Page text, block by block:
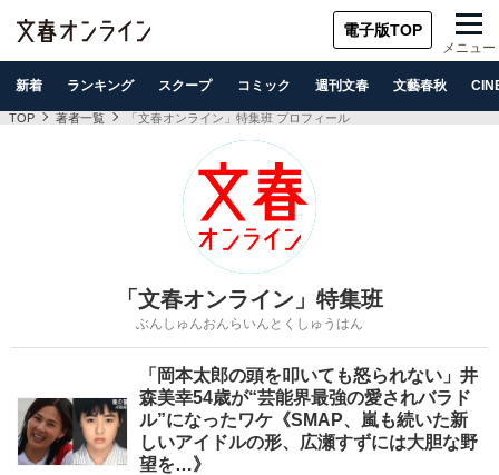
電子版TOP
メニュー
新着 ランキング スクープ コミック 週刊文春 文藝春秋
TOP 著者一覧 「文春オンライン」特集班 プロフィール
「文春オンライン」特集班
ぶんしゅんおんらいんとくしゅうはん
「岡本太郎の頭を叩いても怒られない」井
森美幸54歳が“芸能界最強の愛されバラド
ル”になったワケ《SMAP、嵐も続いた新
しいアイドルの形、広瀬すずには大胆な野
望を…》